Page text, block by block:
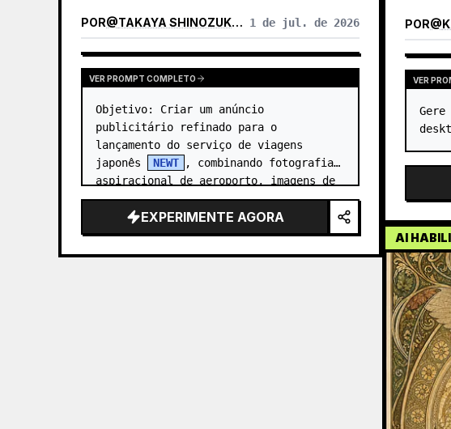
POR@TAKAYA SHINOZUKA / CEO OF REIWA TRAVEL 1 de jul. de 2026
VER PROMPT COMPLETO
Objetivo: Criar um anúncio
publicitário refinado para o
lançamento do serviço de viagens
japonês
NEWT
, combinando fotografia
aspiracional de aeroporto, imagens de
resorts tropicais e mockups da
interface do aplicativo em…
EXPERIMENTE AGORA
-
POR@
VER
AI